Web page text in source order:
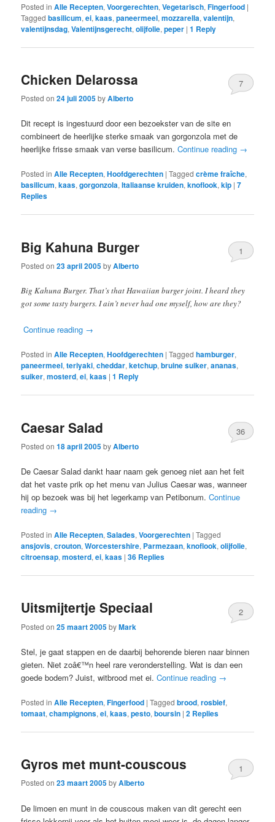
Posted in Alle Recepten,Voorgerechten,Vegetarisch,Fingerfood |
Tagged basilicum,ei,kaas,paneermeel,mozzarella,valentijn,
valentijnsdag,Valentijnsgerecht,olijfolie,peper |1 Reply
Chicken Delarossa
Posted on24 juli 2005byAlberto
7
Dit recept is ingestuurd door een bezoekster van de site en
combineert de heerlijke sterke smaak van gorgonzola met de
heerlijke frisse smaak van verse basilicum.Continue reading →
Posted in Alle Recepten,Hoofdgerechten |Tagged crème fraîche,
basilicum,kaas,gorgonzola,Italiaanse kruiden,knoflook,kip |7
Replies
Big Kahuna Burger
Posted on23 april 2005byAlberto
1
Big Kahuna Burger. That’s that Hawaiian burger joint. I heard they
got some tasty burgers. I ain’t never had one myself, how are they?
Continue reading →
Posted in Alle Recepten,Hoofdgerechten |Tagged hamburger,
paneermeel,teriyaki,cheddar,ketchup,bruine suiker,ananas,
suiker,mosterd,ei,kaas |1 Reply
Caesar Salad
Posted on18 april 2005byAlberto
36
De Caesar Salad dankt haar naam gek genoeg niet aan het feit
dat het vaste prik op het menu van Julius Caesar was, wanneer
hij op bezoek was bij het legerkamp van Petibonum.Continue
reading →
Posted in Alle Recepten,Salades,Voorgerechten |Tagged
ansjovis,crouton,Worcestershire, Parmezaan,knoflook,olijfolie,
citroensap,mosterd,ei,kaas |36 Replies
Uitsmijtertje Speciaal
Posted on25 maart 2005byMark
2
Stel, je gaat stappen en de daarbij behorende bieren naar binnen
gieten. Niet zoâ€™n heel rare veronderstelling. Wat is dan een
goede bodem? Juist, witbrood met ei.Continue reading →
Posted in Alle Recepten,Fingerfood |Tagged brood,rosbief,
tomaat,champignons,ei,kaas,pesto,boursin |2 Replies
Gyros met munt-couscous
Posted on23 maart 2005byAlberto
1
De limoen en munt in de couscous maken van dit gerecht een